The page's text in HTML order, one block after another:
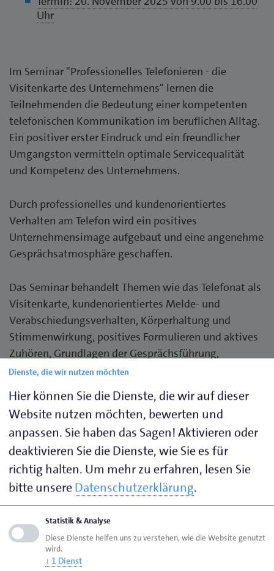
Uhr
Im Seminar "Professionelles Telefonieren - die
Visitenkarte des Unternehmens" lernen die
Teilnehmenden die Bedeutung einer kompetenten
telefonischen Kommunikation im beruflichen Alltag.
Ein positiver erster Eindruck und ein freundlicher
Umgangston vermitteln optimale Servicequalität
und Kompetenz des Unternehmens.
Durch professionelles und kundenorientiertes
Verhalten am Telefon wird ein positives
Unternehmensimage aufgebaut und eine angenehme
Gesprächsatmosphäre geschaffen.
Das Seminar behandelt Themen wie das Telefonat als
Visitenkarte, kundenorientiertes Melde- und
Verabschiedungsverhalten, Körperhaltung und
Stimmenwirkung, positives Formulieren und aktives
Zuhören, Grundlagen der Gesprächsführung,
erfolgreiche Reklamationsbearbeitung, Regeln für
Feedback sowie effizientes Kommunizieren auf den
Punkt.
Professionelles Telefonieren ist ein wichtiger
Erfolgsfaktor und ein klarer Wettbewerbsvorteil -
nutzen Sie diese Möglichkeiten.
Das Telefonat als Visitenkarte des
Unternehmens
Kundenorientiertes Melde- und
Verabschiedungsverhalten
Dienste, die wir nutzen möchten
Hier können Sie die Dienste, die wir auf dieser
Website nutzen möchten, bewerten und
anpassen. Sie haben das Sagen! Aktivieren oder
deaktivieren Sie die Dienste, wie Sie es für
richtig halten. Um mehr zu erfahren, lesen Sie
bitte unsereDatenschutzerklärung.
Statistik & Analyse
Diese Dienste helfen uns zu verstehen, wie die Website genutzt
wird.
↓ 1 Dienst